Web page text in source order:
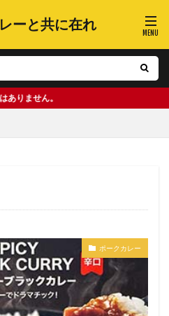
ーと共に在れ
ポークカレー